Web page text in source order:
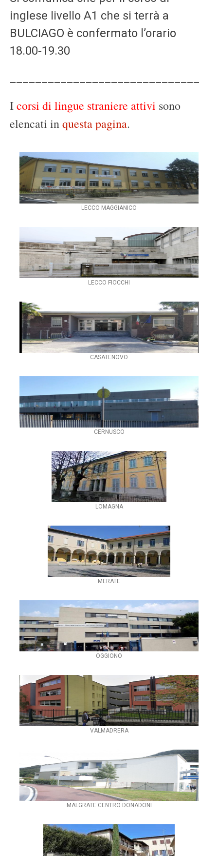
inglese livello A1 che si terrà a
BULCIAGO è confermato l’orario
18.00-19.30
Icorsi di lingue straniere attivi sono
elencati inquesta pagina.
LECCO MAGGIANICO
LECCO FIOCCHI
CASATENOVO
CERNUSCO
LOMAGNA
MERATE
OGGIONO
VALMADRERA
MALGRATE CENTRO DONADONI